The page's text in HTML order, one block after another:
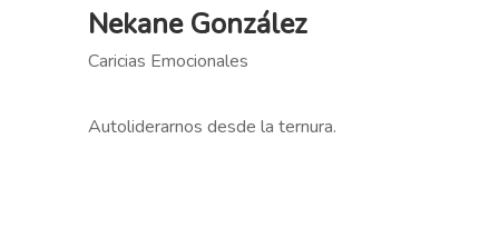
Nekane González
Caricias Emocionales
Autoliderarnos desde la ternura.